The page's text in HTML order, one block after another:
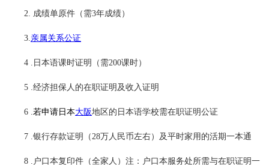
2. 成绩单原件（需3年成绩）
3. 亲属关系公证
4 .日本语课时证明（需200课时）
5 .经济担保人的在职证明及收入证明
6 . 若申请日本大阪地区的日本语学校需在职证明公证
7 .银行存款证明（28万人民币左右）及平时家用的活期一本通
8 .户口本复印件（全家人）注：户口本服务处所需与在职证明一